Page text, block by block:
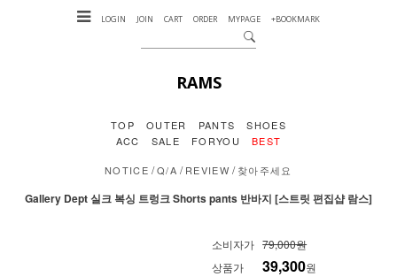
LOGIN JOIN CART ORDER MYPAGE +BOOKMARK
RAMS
TOP OUTER PANTS
SHOES
ACC
SALE FORYOU BEST
NOTICE /Q/A /REVIEW /찾아주세요
Gallery Dept 실크 복싱 트렁크 Shorts pants 반바지 [스트릿 편집샵 람스]
소비자가 79,000원
상품가
39,300원